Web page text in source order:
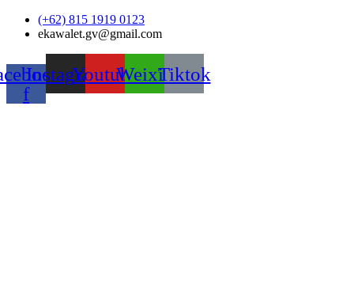
Skip
(+62) 815 1919 0123
ekawalet.gv@gmail.com
f
InstagramYoutubeWeixinTiktok